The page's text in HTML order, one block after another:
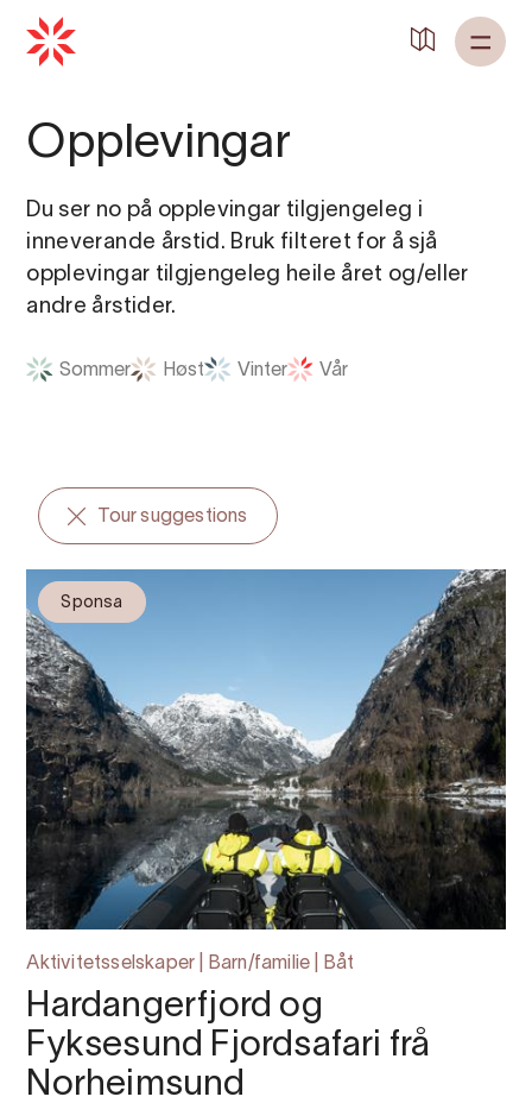
Opplevingar
Du ser no på opplevingar tilgjengeleg i
inneverande årstid. Bruk filteret for å sjå
opplevingar tilgjengeleg heile året og/eller
andre årstider.
Sommer Høst Vinter Vår
Tour suggestions
Sponsa
Aktivitetsselskaper | Barn/familie | Båt
Hardangerfjord og
Fyksesund Fjordsafari frå
Norheimsund